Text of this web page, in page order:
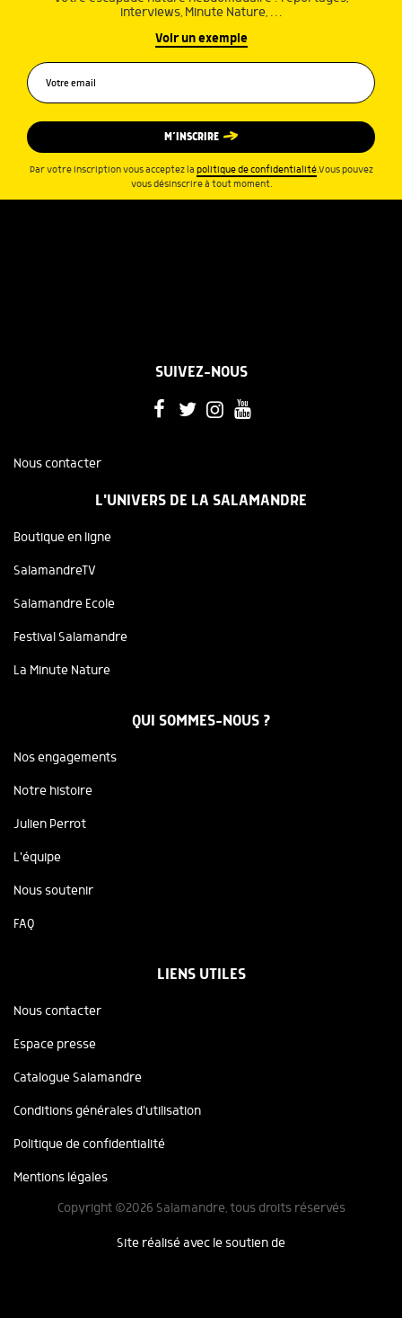
interviews, Minute Nature, …
Voir un exemple
M’INSCRIRE
Par votre inscription vous acceptez la politique de confidentialité.Vous pouvez
vous désinscrire à tout moment.
SUIVEZ-NOUS
Nous contacter
L'UNIVERS DE LA SALAMANDRE
Boutique en ligne
SalamandreTV
Salamandre Ecole
Festival Salamandre
La Minute Nature
QUI SOMMES-NOUS ?
Nos engagements
Notre histoire
Julien Perrot
L'équipe
Nous soutenir
FAQ
LIENS UTILES
Nous contacter
Espace presse
Catalogue Salamandre
Conditions générales d'utilisation
Politique de confidentialité
Mentions légales
Copyright ©2026 Salamandre, tous droits réservés
Site réalisé avec le soutien de